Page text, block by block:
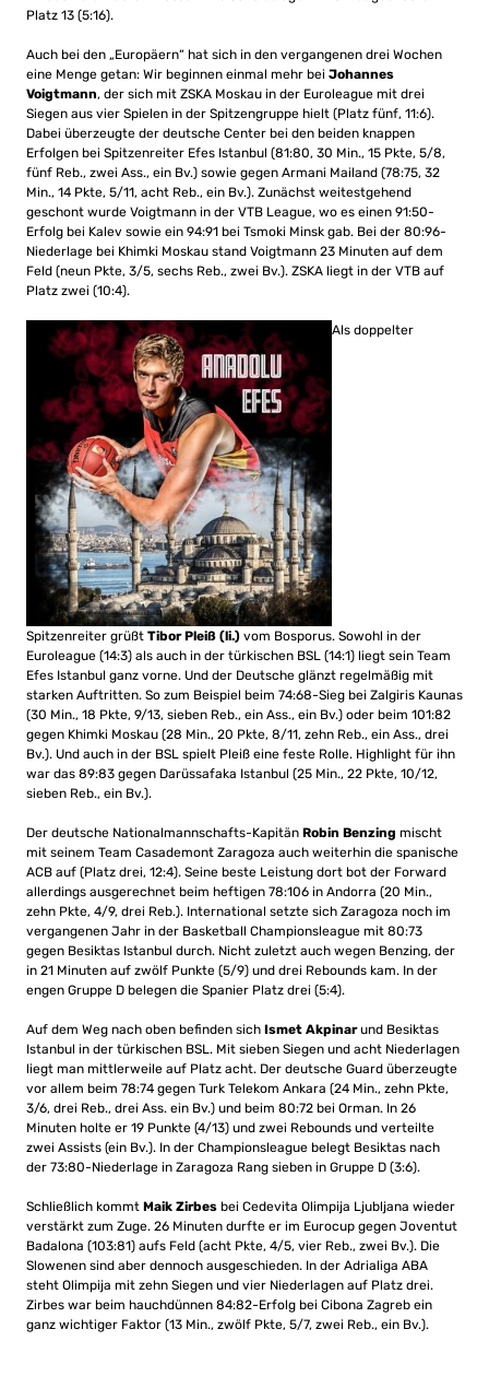
Platz 13 (5:16).
Auch bei den „Europäern“ hat sich in den vergangenen drei Wochen
eine Menge getan: Wir beginnen einmal mehr bei Johannes
Voigtmann, der sich mit ZSKA Moskau in der Euroleague mit drei
Siegen aus vier Spielen in der Spitzengruppe hielt (Platz fünf, 11:6).
Dabei überzeugte der deutsche Center bei den beiden knappen
Erfolgen bei Spitzenreiter Efes Istanbul (81:80, 30 Min., 15 Pkte, 5/8,
fünf Reb., zwei Ass., ein Bv.) sowie gegen Armani Mailand (78:75, 32
Min., 14 Pkte, 5/11, acht Reb., ein Bv.). Zunächst weitestgehend
geschont wurde Voigtmann in der VTB League, wo es einen 91:50-
Erfolg bei Kalev sowie ein 94:91 bei Tsmoki Minsk gab. Bei der 80:96-
Niederlage bei Khimki Moskau stand Voigtmann 23 Minuten auf dem
Feld (neun Pkte, 3/5, sechs Reb., zwei Bv.). ZSKA liegt in der VTB auf
Platz zwei (10:4).
Als doppelter
Spitzenreiter grüßt Tibor Pleiß (li.) vom Bosporus. Sowohl in der
Euroleague (14:3) als auch in der türkischen BSL (14:1) liegt sein Team
Efes Istanbul ganz vorne. Und der Deutsche glänzt regelmäßig mit
starken Auftritten. So zum Beispiel beim 74:68-Sieg bei Zalgiris Kaunas
(30 Min., 18 Pkte, 9/13, sieben Reb., ein Ass., ein Bv.) oder beim 101:82
gegen Khimki Moskau (28 Min., 20 Pkte, 8/11, zehn Reb., ein Ass., drei
Bv.). Und auch in der BSL spielt Pleiß eine feste Rolle. Highlight für ihn
war das 89:83 gegen Darüssafaka Istanbul (25 Min., 22 Pkte, 10/12,
sieben Reb., ein Bv.).
Der deutsche Nationalmannschafts-Kapitän Robin Benzing mischt
mit seinem Team Casademont Zaragoza auch weiterhin die spanische
ACB auf (Platz drei, 12:4). Seine beste Leistung dort bot der Forward
allerdings ausgerechnet beim heftigen 78:106 in Andorra (20 Min.,
zehn Pkte, 4/9, drei Reb.). International setzte sich Zaragoza noch im
vergangenen Jahr in der Basketball Championsleague mit 80:73
gegen Besiktas Istanbul durch. Nicht zuletzt auch wegen Benzing, der
in 21 Minuten auf zwölf Punkte (5/9) und drei Rebounds kam. In der
engen Gruppe D belegen die Spanier Platz drei (5:4).
Auf dem Weg nach oben befinden sich Ismet Akpinarund Besiktas
Istanbul in der türkischen BSL. Mit sieben Siegen und acht Niederlagen
liegt man mittlerweile auf Platz acht. Der deutsche Guard überzeugte
vor allem beim 78:74 gegen Turk Telekom Ankara (24 Min., zehn Pkte,
3/6, drei Reb., drei Ass. ein Bv.) und beim 80:72 bei Orman. In 26
Minuten holte er 19 Punkte (4/13) und zwei Rebounds und verteilte
zwei Assists (ein Bv.). In der Championsleague belegt Besiktas nach
der 73:80-Niederlage in Zaragoza Rang sieben in Gruppe D (3:6).
Schließlich kommt Maik Zirbes bei Cedevita Olimpija Ljubljana wieder
verstärkt zum Zuge. 26 Minuten durfte er im Eurocup gegen Joventut
Badalona (103:81) aufs Feld (acht Pkte, 4/5, vier Reb., zwei Bv.). Die
Slowenen sind aber dennoch ausgeschieden. In der Adrialiga ABA
steht Olimpija mit zehn Siegen und vier Niederlagen auf Platz drei.
Zirbes war beim hauchdünnen 84:82-Erfolg bei Cibona Zagreb ein
ganz wichtiger Faktor (13 Min., zwölf Pkte, 5/7, zwei Reb., ein Bv.).